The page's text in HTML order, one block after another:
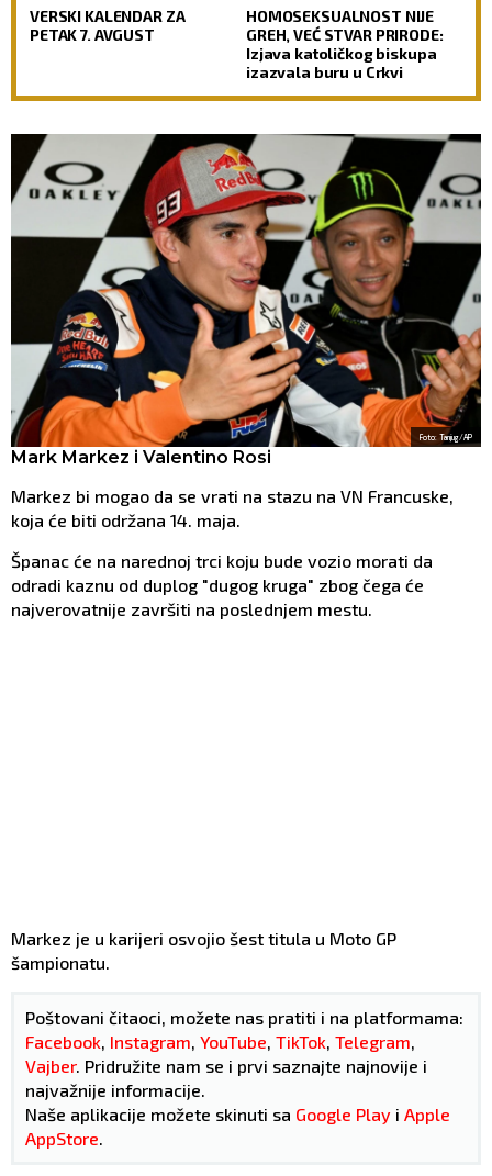
VERSKI KALENDAR ZA
PETAK 7. AVGUST
HOMOSEKSUALNOST NIJE
GREH, VEĆ STVAR PRIRODE:
Izjava katoličkog biskupa
izazvala buru u Crkvi
Foto: Tanjug/AP
Mark Markez i Valentino Rosi
Markez bi mogao da se vrati na stazu na VN Francuske,
koja će biti održana 14. maja.
Španac će na narednoj trci koju bude vozio morati da
odradi kaznu od duplog "dugog kruga" zbog čega će
najverovatnije završiti na poslednjem mestu.
Markez je u karijeri osvojio šest titula u Moto GP
šampionatu.
Poštovani čitaoci, možete nas pratiti i na platformama:
Facebook, Instagram, YouTube, TikTok, Telegram,
Vajber. Pridružite nam se i prvi saznajte najnovije i
najvažnije informacije.
Naše aplikacije možete skinuti sa Google Play i Apple
AppStore.